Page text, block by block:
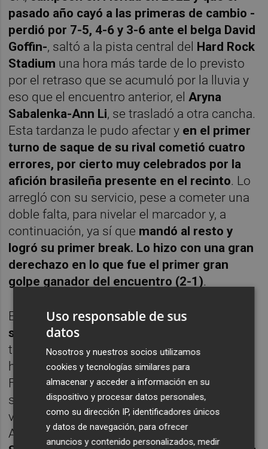
pasado año cayó a las primeras de cambio -
perdió por 7-5, 4-6 y 3-6 ante el belga David
Goffin-, saltó a la pista central del
Hard Rock
Stadium una hora más tarde de lo previsto
por el retraso que se acumuló por la lluvia y
eso que el encuentro anterior, elAryna
Sabalenka-Ann Li, se trasladó a otra cancha.
Esta tardanza le pudo afectar y en el primer
turno de saque de su rival cometió cuatro
errores, por cierto muy celebrados por la
afición brasileña presente en el recinto. Lo
arregló con su servicio, pese a cometer una
doble falta, para nivelar el marcador y, a
continuación, ya sí que mandó al resto y
logró su primer break. Lo hizo con una gran
derechazo en lo que fue el primer gran
golpe ganador del encuentro (2-1).
El español confirmó lo hecho mostrándose
seguro a la hora de iniciar el juego
tarde dispuso de otra bola de ruptura para
haber ampliado la renta. Esta la salvó
Fonseca y el brasileño se animó, tanto que
se colocó 0-30 a favor y más tarde con
ventaja en el siguiente servicio del líder de la
ATP.
Supo jugar entonces el pupilo de
Uso responsable de sus
datos
Nosotros y nuestros socios utilizamos
cookies y tecnologías similares para
almacenar y acceder a información en su
dispositivo y procesar datos personales,
como su dirección IP, identificadores únicos
y datos de navegación, para ofrecer
anuncios y contenido personalizados, medir